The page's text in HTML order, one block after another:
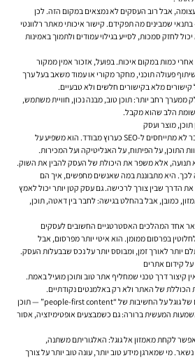
עצומה, אבל רוב העסקים לא נמצאים במקום הזה. לכן
בתנאי שמבינים מה תפקידם. קישור איכותי מאתר רלוונטי
לחזק סמכות, לסייע בגילוי עמודים ולתמוך באמינות
כמות במקום איכות. בפועל, אזכור אמין ממקור
פעולה תוכני, מחקר מקורי או עמוד משאב בעל ערך
קישורים מלא בקישורים חלשים ולא טבעיים.
ממערך רחב יותר: תוכן טוב, מבנה נכון, חוויית משתמש,
הלב שהוא מקבל.
יש סיבה לכך שארגונים רציניים כבר לא מתייחסים ל-SEO כערוץ מבודד. הוא משפיע על
התוכן, על הפיתוח, על האנליטיקה ועל המכירות.
תנועה, אלא משפר את היכולת של העסק להבין את השוק.
לכך. היא מתבוננת במה שאנשים מחפשים, איך הם
הדרך שבין צורך לרכישה. גם עסק קטן יותר יכול לאמץ
כמובן, אבל בהחלט בגישה: לחבר בין דאטה, תוכן,
אחד המהלכים האסטרטגיים החשובים לעסקים
בפרסום ממומן. הוא איטי יותר מפרסום, אבל
יותר לאורך זמן, ומבוסס יותר על נכס שבבעלות העסק.
קידום אתרים
קיצור דרך טכני שמחליף אתר טוב ותוכן מועיל באמת.
של האתר ולא רק באלמנטים נקודתיים.
דני סאליבן חזר במסרים הרשמיים של גוגל על החשיבות של “people-first content” — תוכן
המעשית ברורה: גם כשמבצעים אופטימיזציה, אסור
לקחת מאמזון אל גוגל: האלגוריתם משתנה,
מי שמארגן מידע טוב יותר, עונה טוב יותר על צורך